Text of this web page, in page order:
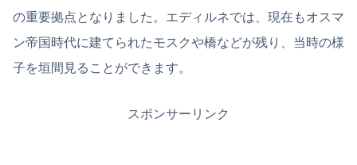
の重要拠点となりました。エディルネでは、現在もオスマ
ン帝国時代に建てられたモスクや橋などが残り、当時の様
子を垣間見ることができます。
スポンサーリンク